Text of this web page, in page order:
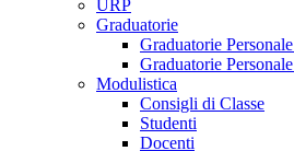
URP
Graduatorie
Graduatorie
Graduatorie
Modulistica
Consigli di Classe
Studenti
Docenti